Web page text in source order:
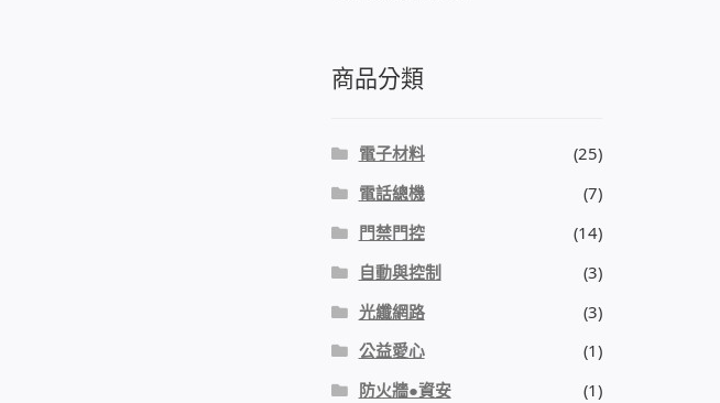
商品分類
電子材料
(25)
電話總機
(7)
門禁門控
(14)
自動與控制
(3)
光纖網路
(3)
公益愛心
(1)
防火牆●資安
(1)